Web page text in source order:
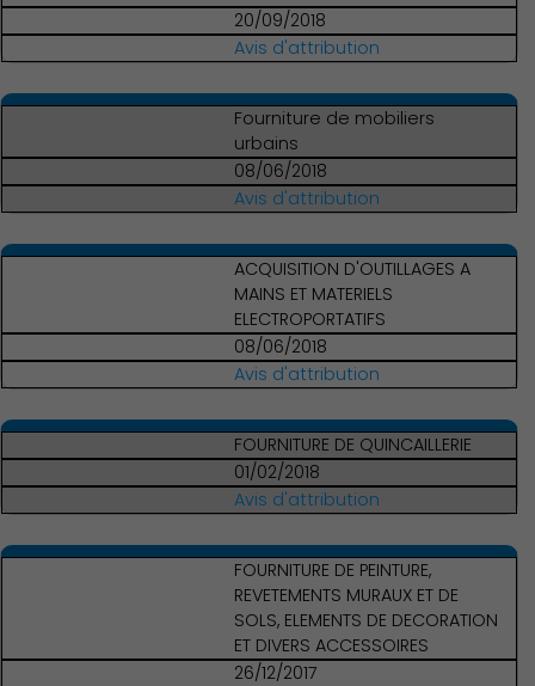
20/09/2018
Avis d'attribution
Fourniture de mobiliers
urbains
08/06/2018
Avis d'attribution
ACQUISITION D'OUTILLAGES A
MAINS ET MATERIELS
ELECTROPORTATIFS
08/06/2018
Avis d'attribution
FOURNITURE DE QUINCAILLERIE
01/02/2018
Avis d'attribution
FOURNITURE DE PEINTURE,
REVETEMENTS MURAUX ET DE
SOLS, ELEMENTS DE DECORATION
ET DIVERS ACCESSOIRES
26/12/2017